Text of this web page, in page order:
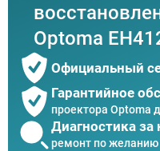
Optoma
Официальный
Гарантийное
проектора Optoma
Диагностика за
ремонт по желанию